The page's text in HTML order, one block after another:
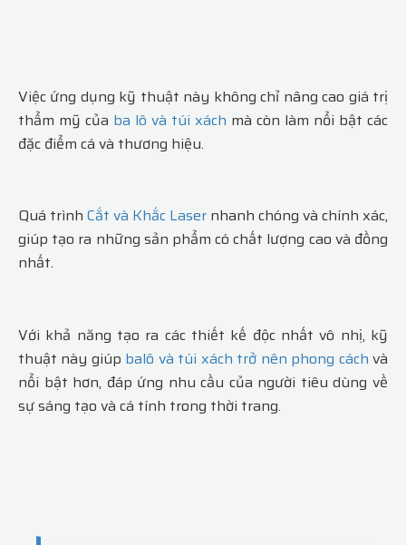
Việc ứng dụng kỹ thuật này không chỉ nâng cao giá trị
thẩm mỹ của ba lô và túi xách mà còn làm nổi bật các
đặc điểm cá và thương hiệu.
Quá trình Cắt và Khắc Laser nhanh chóng và chính xác,
giúp tạo ra những sản phẩm có chất lượng cao và đồng
nhất.
Với khả năng tạo ra các thiết kế độc nhất vô nhị, kỹ
thuật này giúp balô và túi xách trở nên phong cách và
nổi bật hơn, đáp ứng nhu cầu của người tiêu dùng về
sự sáng tạo và cá tính trong thời trang.